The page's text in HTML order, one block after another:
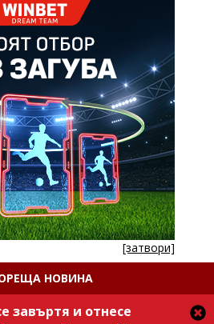
[затвори]
НОВИНА
завъртя и отнесе